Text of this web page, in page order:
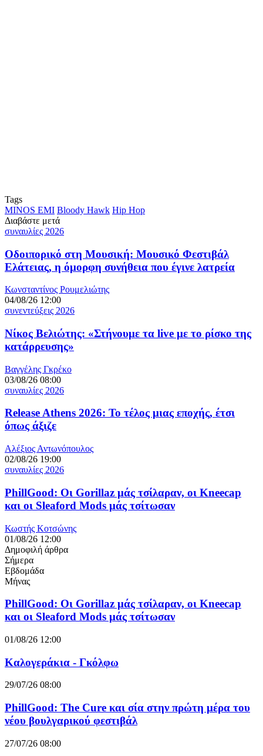
Tags
MINOS EMI Bloody Hawk Hip Hop
Διαβάστε μετά
συναυλίες 2026
Οδοιπορικό στη Μουσική: Μουσικό Φεστιβάλ
Ελάτειας, η όμορφη συνήθεια που έγινε λατρεία
Κωνσταντίνος Ρουμελιώτης
04/08/26 12:00
συνεντεύξεις 2026
Νίκος Βελιώτης: «Στήνουμε τα live με το ρίσκο της
κατάρρευσης»
Βαγγέλης Γκρέκο
03/08/26 08:00
συναυλίες 2026
Release Athens 2026: Το τέλος μιας εποχής, έτσι
όπως άξιζε
Αλέξιος Αντωνόπουλος
02/08/26 19:00
συναυλίες 2026
PhillGood: Οι Gorillaz μάς τσίλαραν, οι Kneecap
και οι Sleaford Mods μάς τσίτωσαν
Κωστής Κοτσώνης
01/08/26 12:00
Δημοφιλή άρθρα
Σήμερα
Εβδομάδα
Μήνας
PhillGood: Οι Gorillaz μάς τσίλαραν, οι Kneecap
και οι Sleaford Mods μάς τσίτωσαν
01/08/26 12:00
Καλογεράκια - Γκόλφω
29/07/26 08:00
PhillGood: The Cure και σία στην πρώτη μέρα του
νέου βουλγαρικού φεστιβάλ
27/07/26 08:00